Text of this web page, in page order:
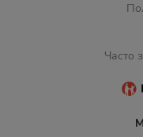
Часто